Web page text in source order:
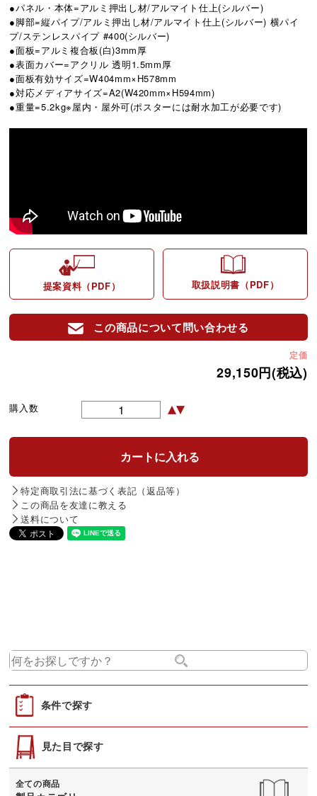
●パネル・本体=アルミ押出し材/アルマイト仕上(シルバー)
●脚部=縦パイプ/アルミ押出し材/アルマイト仕上(シルバー) 横パイ
プ/ステンレスパイプ #400(シルバー)
●面板=アルミ複合板(白)3mm厚
●表面カバー=アクリル 透明1.5mm厚
●面板有効サイズ=W404mm×H578mm
●対応メディアサイズ=A2(W420mm×H594mm)
●重量=5.2kg※屋内・屋外可(ポスターには耐水加工が必要です)
提案資料（PDF） 取扱説明書（PDF）
この商品について問い合わせる
定価
29,150円(税込)
購入数
特定商取引法に基づく表記（返品等）
この商品を友達に教える
送料について
条件で探す
見た目で探す
全ての商品